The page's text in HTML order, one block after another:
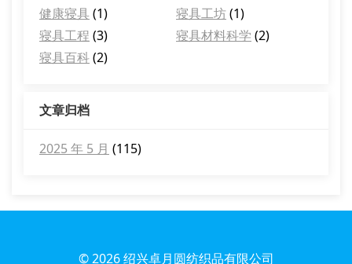
健康寝具(1) 寝具工坊(1)
寝具工程 (3) 寝具材料科学 (2)
寝具百科(2)
文章归档
2025 年 5 月 (115)
© 2026绍兴卓月圆纺织品有限公司